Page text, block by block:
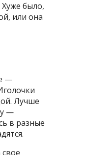
Хуже было,
или она
—
Лучше
—
в разные